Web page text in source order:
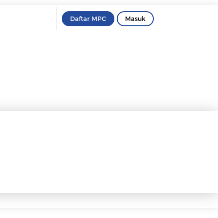
Daftar MPC Masuk